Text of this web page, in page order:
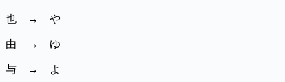
也 → や
由 → ゆ
与 → よ